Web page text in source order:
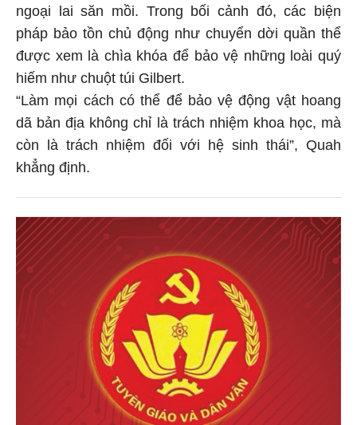
ngoại lai săn mồi. Trong bối cảnh đó, các biện
pháp bảo tồn chủ động như chuyển dời quần thể
được xem là chìa khóa để bảo vệ những loài quý
hiếm như chuột túi Gilbert.
“Làm mọi cách có thể để bảo vệ động vật hoang
dã bản địa không chỉ là trách nhiệm khoa học, mà
còn là trách nhiệm đối với hệ sinh thái”, Quah
khẳng định.